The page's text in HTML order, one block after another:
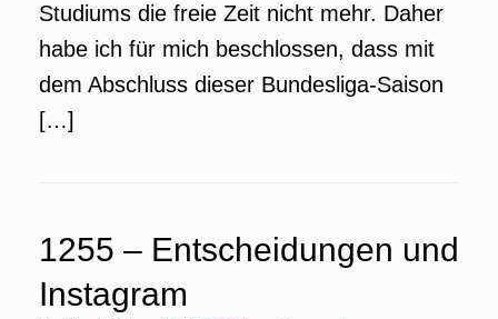
Studiums die freie Zeit nicht mehr. Daher
habe ich für mich beschlossen, dass mit
dem Abschluss dieser Bundesliga-Saison
[…]
1255 – Entscheidungen und
Instagram